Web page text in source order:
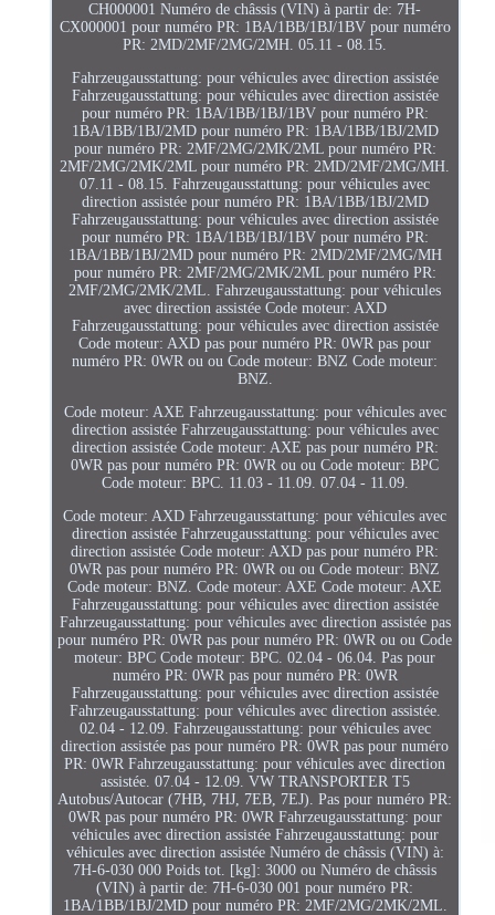
CH000001 Numéro de châssis (VIN) à partir de: 7H-
CX000001 pour numéro PR: 1BA/1BB/1BJ/1BV pour numéro
PR: 2MD/2MF/2MG/2MH. 05.11 - 08.15.
Fahrzeugausstattung: pour véhicules avec direction assistée
Fahrzeugausstattung: pour véhicules avec direction assistée
pour numéro PR: 1BA/1BB/1BJ/1BV pour numéro PR:
1BA/1BB/1BJ/2MD pour numéro PR: 1BA/1BB/1BJ/2MD
pour numéro PR: 2MF/2MG/2MK/2ML pour numéro PR:
2MF/2MG/2MK/2ML pour numéro PR: 2MD/2MF/2MG/MH.
07.11 - 08.15. Fahrzeugausstattung: pour véhicules avec
direction assistée pour numéro PR: 1BA/1BB/1BJ/2MD
Fahrzeugausstattung: pour véhicules avec direction assistée
pour numéro PR: 1BA/1BB/1BJ/1BV pour numéro PR:
1BA/1BB/1BJ/2MD pour numéro PR: 2MD/2MF/2MG/MH
pour numéro PR: 2MF/2MG/2MK/2ML pour numéro PR:
2MF/2MG/2MK/2ML. Fahrzeugausstattung: pour véhicules
avec direction assistée Code moteur: AXD
Fahrzeugausstattung: pour véhicules avec direction assistée
Code moteur: AXD pas pour numéro PR: 0WR pas pour
numéro PR: 0WR ou ou Code moteur: BNZ Code moteur:
BNZ.
Code moteur: AXE Fahrzeugausstattung: pour véhicules avec
direction assistée Fahrzeugausstattung: pour véhicules avec
direction assistée Code moteur: AXE pas pour numéro PR:
0WR pas pour numéro PR: 0WR ou ou Code moteur: BPC
Code moteur: BPC. 11.03 - 11.09. 07.04 - 11.09.
Code moteur: AXD Fahrzeugausstattung: pour véhicules avec
direction assistée Fahrzeugausstattung: pour véhicules avec
direction assistée Code moteur: AXD pas pour numéro PR:
0WR pas pour numéro PR: 0WR ou ou Code moteur: BNZ
Code moteur: BNZ. Code moteur: AXE Code moteur: AXE
Fahrzeugausstattung: pour véhicules avec direction assistée
Fahrzeugausstattung: pour véhicules avec direction assistée pas
pour numéro PR: 0WR pas pour numéro PR: 0WR ou ou Code
moteur: BPC Code moteur: BPC. 02.04 - 06.04. Pas pour
numéro PR: 0WR pas pour numéro PR: 0WR
Fahrzeugausstattung: pour véhicules avec direction assistée
Fahrzeugausstattung: pour véhicules avec direction assistée.
02.04 - 12.09. Fahrzeugausstattung: pour véhicules avec
direction assistée pas pour numéro PR: 0WR pas pour numéro
PR: 0WR Fahrzeugausstattung: pour véhicules avec direction
assistée. 07.04 - 12.09. VW TRANSPORTER T5
Autobus/Autocar (7HB, 7HJ, 7EB, 7EJ). Pas pour numéro PR:
0WR pas pour numéro PR: 0WR Fahrzeugausstattung: pour
véhicules avec direction assistée Fahrzeugausstattung: pour
véhicules avec direction assistée Numéro de châssis (VIN) à:
7H-6-030 000 Poids tot. [kg]: 3000 ou Numéro de châssis
(VIN) à partir de: 7H-6-030 001 pour numéro PR:
1BA/1BB/1BJ/2MD pour numéro PR: 2MF/2MG/2MK/2ML.